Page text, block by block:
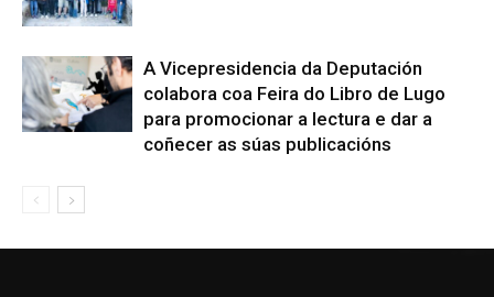
A Vicepresidencia da Deputación
colabora coa Feira do Libro de Lugo
para promocionar a lectura e dar a
coñecer as súas publicacións